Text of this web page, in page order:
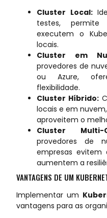
Cluster Local:
testes, permite
executem o
locais.
Cluster em
provedores de
ou Azure,
flexibilidade.
Cluster Híbrido:
locais e em
aproveitem o
Cluster Multi-
provedores de
empresas
aumentem a
VANTAGENS DE UM
Implementar um
vantagens para as